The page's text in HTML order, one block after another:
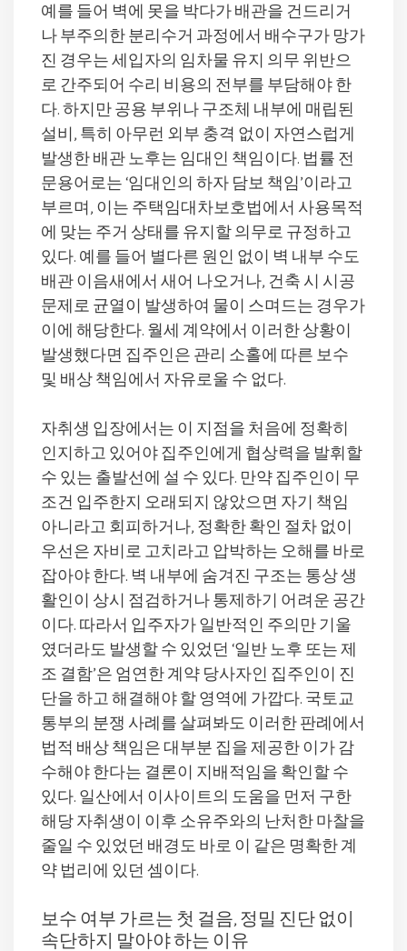
예를 들어 벽에 못을 박다가 배관을 건드리거
나 부주의한 분리수거 과정에서 배수구가 망가
진 경우는 세입자의 임차물 유지 의무 위반으
로 간주되어 수리 비용의 전부를 부담해야 한
다. 하지만 공용 부위나 구조체 내부에 매립된
설비, 특히 아무런 외부 충격 없이 자연스럽게
발생한 배관 노후는 임대인 책임이다. 법률 전
문용어로는 ‘임대인의 하자 담보 책임’이라고
부르며, 이는 주택임대차보호법에서 사용목적
에 맞는 주거 상태를 유지할 의무로 규정하고
있다. 예를 들어 별다른 원인 없이 벽 내부 수도
배관 이음새에서 새어 나오거나, 건축 시 시공
문제로 균열이 발생하여 물이 스며드는 경우가
이에 해당한다. 월세 계약에서 이러한 상황이
발생했다면 집주인은 관리 소홀에 따른 보수
및 배상 책임에서 자유로울 수 없다.
자취생 입장에서는 이 지점을 처음에 정확히
인지하고 있어야 집주인에게 협상력을 발휘할
수 있는 출발선에 설 수 있다. 만약 집주인이 무
조건 입주한지 오래되지 않았으면 자기 책임
아니라고 회피하거나, 정확한 확인 절차 없이
우선은 자비로 고치라고 압박하는 오해를 바로
잡아야 한다. 벽 내부에 숨겨진 구조는 통상 생
활인이 상시 점검하거나 통제하기 어려운 공간
이다. 따라서 입주자가 일반적인 주의만 기울
였더라도 발생할 수 있었던 ‘일반 노후 또는 제
조 결함’은 엄연한 계약 당사자인 집주인이 진
단을 하고 해결해야 할 영역에 가깝다. 국토교
통부의 분쟁 사례를 살펴봐도 이러한 판례에서
법적 배상 책임은 대부분 집을 제공한 이가 감
수해야 한다는 결론이 지배적임을 확인할 수
있다. 일산에서 이사이트의 도움을 먼저 구한
해당 자취생이 이후 소유주와의 난처한 마찰을
줄일 수 있었던 배경도 바로 이 같은 명확한 계
약 법리에 있던 셈이다.
보수 여부 가르는 첫 걸음, 정밀 진단 없이
속단하지 말아야 하는 이유